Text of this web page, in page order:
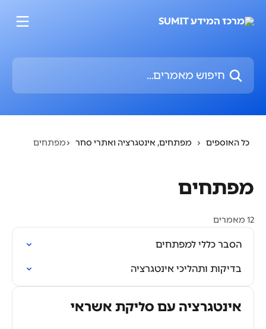
חיפוש מאמרים...
כל האוספים מפתחים, אינטגרציה ואתרי סחר מפתחים
מפתחים
12 מאמרים
הסבר כללי למפתחים
בדיקות ותהליכי אינטגרציה
אינטגרציה עם סליקת אשראי